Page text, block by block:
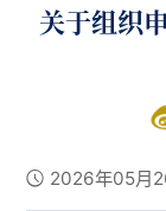
关于组织
2026年05月